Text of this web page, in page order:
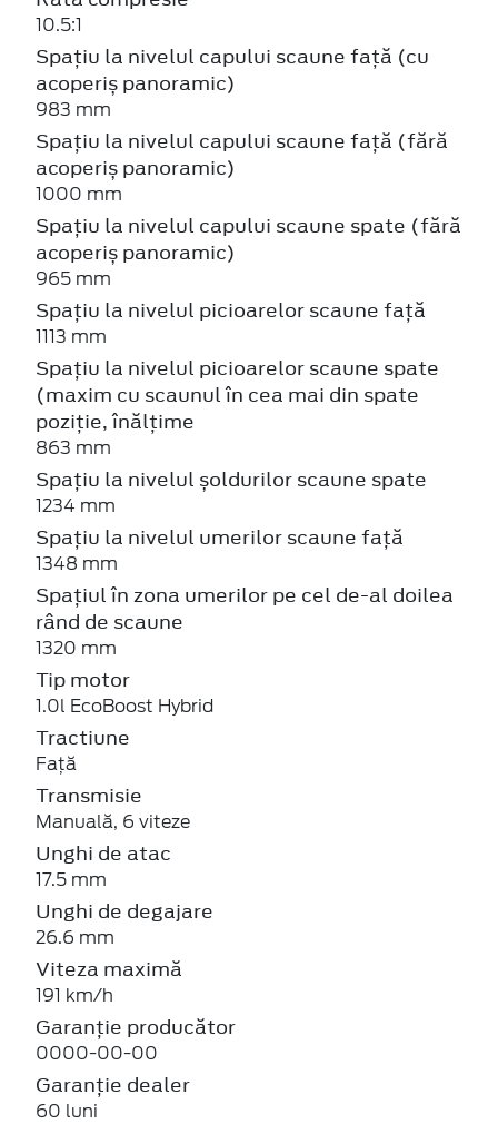
10.5:1
Spațiu la nivelul capului scaune față (cu
acoperiș panoramic)
983 mm
Spațiu la nivelul capului scaune față (fără
acoperiș panoramic)
1000 mm
Spațiu la nivelul capului scaune spate (fără
acoperiș panoramic)
965 mm
Spațiu la nivelul picioarelor scaune față
1113 mm
Spațiu la nivelul picioarelor scaune spate
(maxim cu scaunul în cea mai din spate
poziție, înălțime
863 mm
Spațiu la nivelul șoldurilor scaune spate
1234 mm
Spațiu la nivelul umerilor scaune față
1348 mm
Spațiul în zona umerilor pe cel de-al doilea
rând de scaune
1320 mm
Tip motor
1.0l EcoBoost Hybrid
Tractiune
Față
Transmisie
Manuală, 6 viteze
Unghi de atac
17.5 mm
Unghi de degajare
26.6 mm
Viteza maximă
191 km/h
Garanție producător
0000-00-00
Garanție dealer
60 luni